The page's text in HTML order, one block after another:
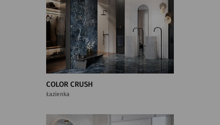
COLOR CRUSH
Łazienka